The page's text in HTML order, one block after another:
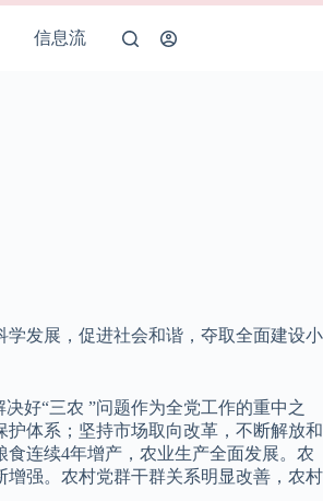
信息流
发展，促进社会和谐，夺取全面建设小
好“三农 ”问题作为全党工作的重中之
体系；坚持市场取向改革，不断解放和
连续4年增产，农业生产全面发展。农
强。农村党群干群关系明显改善，农村